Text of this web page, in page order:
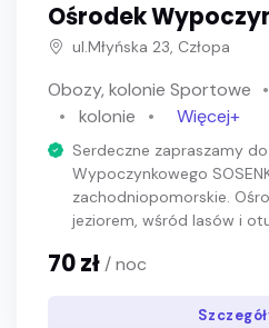
Ośrodek
ul.Młyńska 23, Człopa
Obozy, kolonie Sportowe
kolonie
Więcej+
Serdeczne zapraszamy
Wypoczynkowego
zachodniopomorskie.
jeziorem, wśród lasów i
70 zł / noc